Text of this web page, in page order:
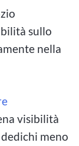
sullo
nella
visibilità
meno